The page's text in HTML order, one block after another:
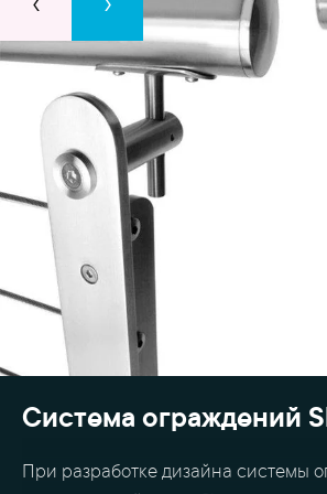
Система ограждений
При разработке дизайна системы